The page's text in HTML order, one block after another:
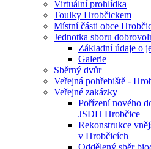
Virtuální prohlídka
Toulky Hrobčickem
Místní části obce
Jednotka sboru
Základní údaje o
Galerie
Sběrný dvůr
Veřejná pohřebiště -
Veřejné zakázky
Pořízení nového
JSDH Hrobčice
Rekonstrukce
v Hrobčicích
Oddělený sběr